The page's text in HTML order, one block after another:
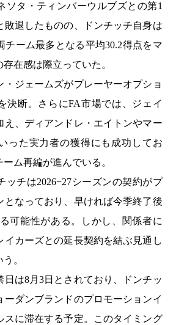
ソタ・ティンバーウルブズとの第1
敗退したものの、ドンチッチ自身は
チーム最多となる平均30.2得点をマ
在感は際立っていた。
・ジェームズがプレーヤーオプショ
決断。さらにFA市場では、ジェイ
え、ディアンドレ・エイトンやマー
った実力者の獲得にも成功してお
ム再編が進んでいる。
ッチは2026−27シーズンの契約がプ
となっており、早ければ今季終了後
可能性がある。しかし、関係者に
イカーズとの延長契約を結ぶ見通し
。
日は8月3日とされており、ドンチッ
ーダンブランドのプロモーションイ
スに滞在する予定。このタイミング